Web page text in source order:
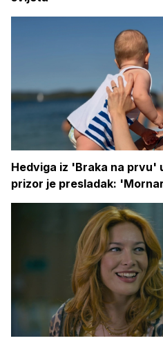
Hedviga iz 'Braka na prvu'
prizor je presladak: